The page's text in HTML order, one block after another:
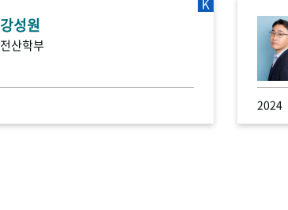
강성원
전산학부
K
2024